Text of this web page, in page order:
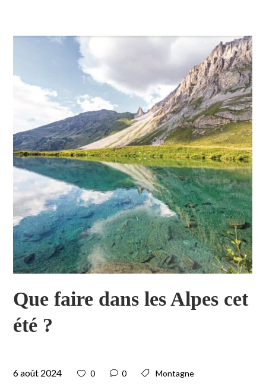
Que faire dans les Alpes cet
été ?
6 août 2024 0 0 Montagne